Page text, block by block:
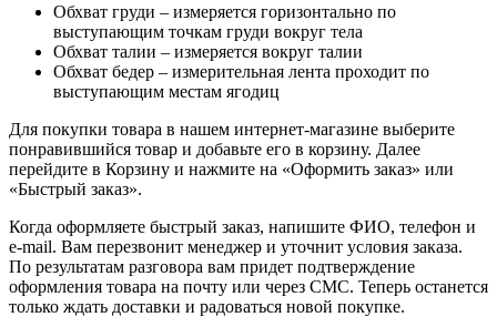
Обхват груди – измеряется горизонтально по
выступающим точкам груди вокруг тела
Обхват талии – измеряется вокруг талии
Обхват бедер – измерительная лента проходит по
выступающим местам ягодиц
Для покупки товара в нашем интернет-магазине выберите
понравившийся товар и добавьте его в корзину. Далее
перейдите в Корзину и нажмите на «Оформить заказ» или
«Быстрый заказ».
Когда оформляете быстрый заказ, напишите ФИО, телефон и
e-mail. Вам перезвонит менеджер и уточнит условия заказа.
По результатам разговора вам придет подтверждение
оформления товара на почту или через СМС. Теперь останется
только ждать доставки и радоваться новой покупке.